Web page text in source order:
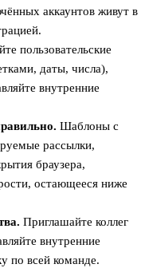
аккаунтов живут в
пользовательские
даты, числа),
внутренние
Шаблоны с
рассылки,
браузера,
остающееся ниже
Приглашайте коллег
внутренние
по всей команде.